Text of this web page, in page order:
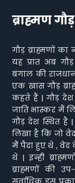
ब्राह्मण
गौड़ ब्राह्मणों का
यह प्रांत अब
बंगाल की
एक खास गौड़
कहते हैं | गौड़
जाति भास्कर मैं
गौड़ देश स्थित है |
लिखा है कि जो
मैं पैदा हुए थे , वेद
थे | इन्ही
ब्राह्मणों की